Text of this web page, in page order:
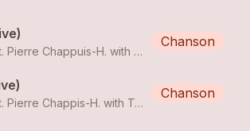
Pierre Chappuis-H. (feat. Pierre Chappuis-H. with Traveling Band)
Chanson
Pierre Chappuis-H. (feat. Pierre Chappis-H. with Traveling Band)
Chanson